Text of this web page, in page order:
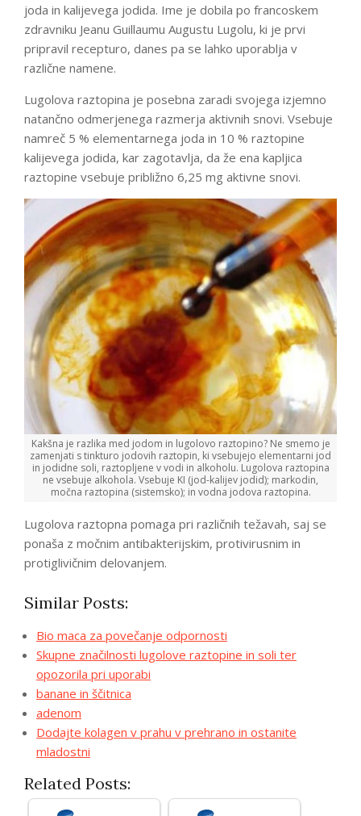
joda in kalijevega jodida. Ime je dobila po francoskem
zdravniku Jeanu Guillaumu Augustu Lugolu, ki je prvi
pripravil recepturo, danes pa se lahko uporablja v
različne namene.
Lugolova raztopina je posebna zaradi svojega izjemno
natančno odmerjenega razmerja aktivnih snovi. Vsebuje
namreč 5 % elementarnega joda in 10 % raztopine
kalijevega jodida, kar zagotavlja, da že ena kapljica
raztopine vsebuje približno 6,25 mg aktivne snovi.
Kakšna je razlika med jodom in lugolovo raztopino? Ne smemo je
zamenjati s tinkturo jodovih raztopin, ki vsebujejo elementarni jod
in jodidne soli, raztopljene v vodi in alkoholu. Lugolova raztopina
ne vsebuje alkohola. Vsebuje KI (jod-kalijev jodid); markodin,
močna raztopina (sistemsko); in vodna jodova raztopina.
Lugolova raztopna pomaga pri različnih težavah, saj se
ponaša z močnim antibakterijskim, protivirusnim in
protiglivičnim delovanjem.
Similar Posts:
Bio maca za povečanje odpornosti
Skupne značilnosti lugolove raztopine in soli ter
opozorila pri uporabi
banane in ščitnica
adenom
Dodajte kolagen v prahu v prehrano in ostanite
mladostni
Related Posts: